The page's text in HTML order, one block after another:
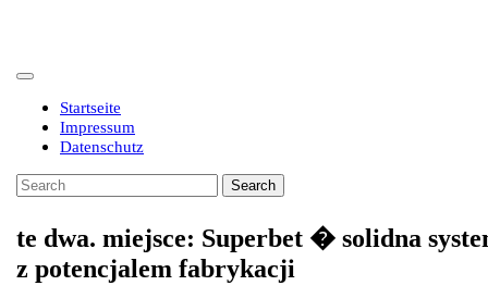
Open
ButtonStartseite
Impressum
Datenschutz
Close
Button
Search
for:
te dwa. miejsce: Superbet � solidna
z potencjalem fabrykacji